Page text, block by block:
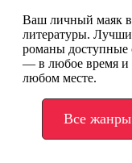
Ваш личный маяк
литературы.
романы доступные
— в любое время и
любом месте.
Все жанры